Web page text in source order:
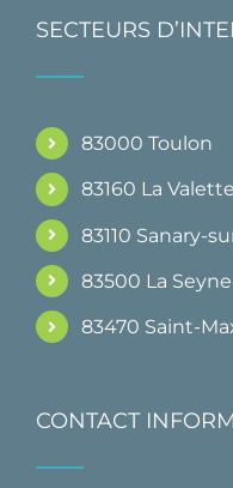
SECTEURS
83000 Toulon
83160 La
83110 Sanary-
83500 La
83470 Saint-
CONTACT